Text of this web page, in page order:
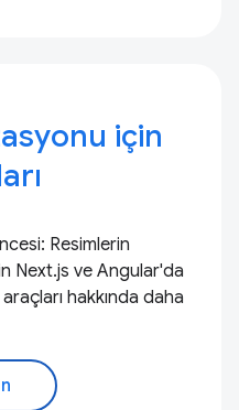
için
Resimlerin
Next.js ve Angular'da
hakkında daha